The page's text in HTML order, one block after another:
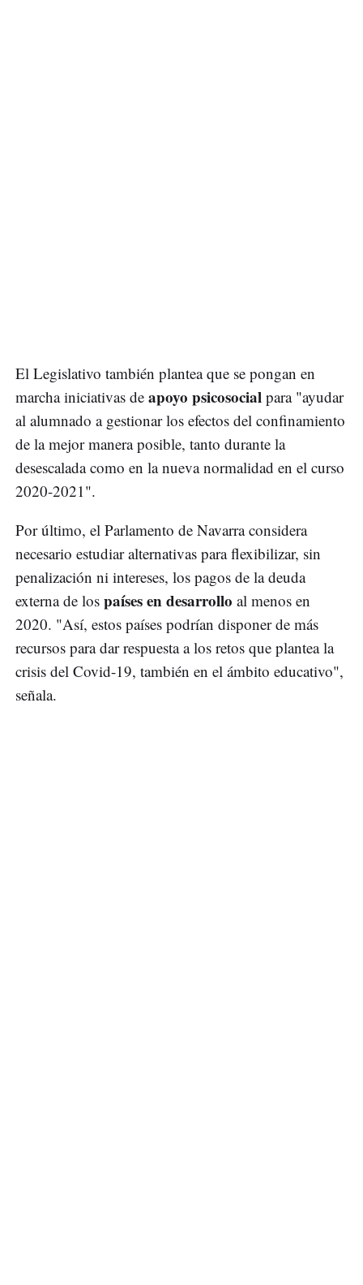
El Legislativo también plantea que se pongan en
marcha iniciativas de apoyo psicosocial para "ayudar
al alumnado a gestionar los efectos del confinamiento
de la mejor manera posible, tanto durante la
desescalada como en la nueva normalidad en el curso
2020-2021".
Por último, el Parlamento de Navarra considera
necesario estudiar alternativas para flexibilizar, sin
penalización ni intereses, los pagos de la deuda
externa de los países en desarrollo al menos en
2020. "Así, estos países podrían disponer de más
recursos para dar respuesta a los retos que plantea la
crisis del Covid-19, también en el ámbito educativo",
señala.